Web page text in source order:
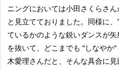
ニングにおいては小田さくらさ
と見立てておりました。同様に
ているかのような鋭いダンスが
を抜いて、どこまでも “しなやか
木愛理さんだと、そんな具合に